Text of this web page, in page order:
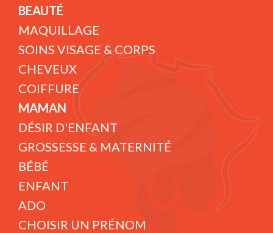
BEAUTÉ
MAQUILLAGE
SOINS VISAGE & CORPS
CHEVEUX
COIFFURE
MAMAN
DÉSIR D'ENFANT
GROSSESSE & MATERNITÉ
BÉBÉ
ENFANT
ADO
CHOISIR UN PRÉNOM